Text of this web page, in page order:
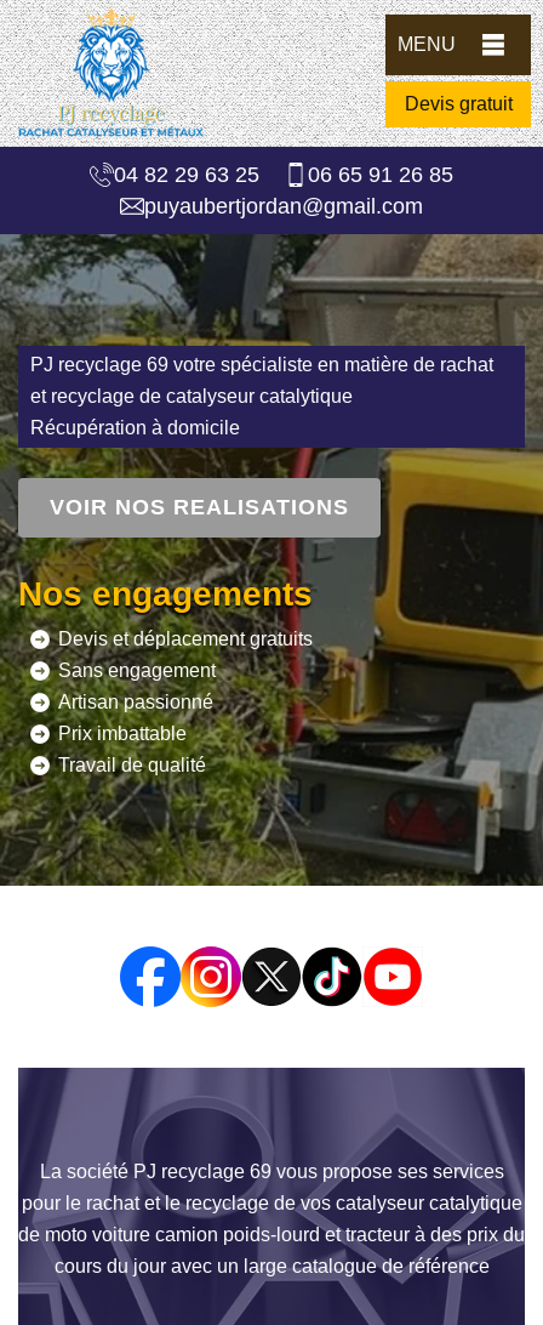
MENU
Devis gratuit
04 82 29 63 25
06 65 91 26 85
puyaubertjordan@gmail.com
PJ recyclage 69 votre spécialiste en matière de rachat
et recyclage de catalyseur catalytique
Récupération à domicile
VOIR NOS REALISATIONS
Nos engagements
Devis et déplacement gratuits
Sans engagement
Artisan passionné
Prix imbattable
Travail de qualité
La société PJ recyclage 69 vous propose ses services
pour le rachat et le recyclage de vos catalyseur catalytique
de moto voiture camion poids-lourd et tracteur à des prix du
cours du jour avec un large catalogue de référence